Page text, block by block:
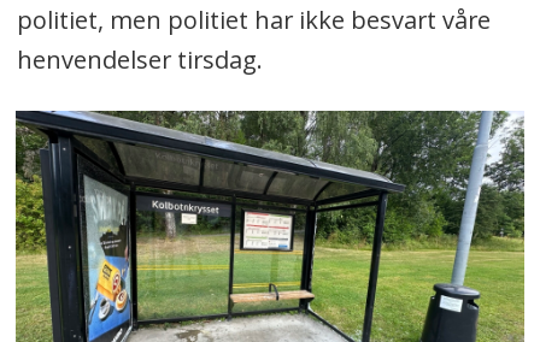
politiet, men politiet har ikke besvart våre
henvendelser tirsdag.